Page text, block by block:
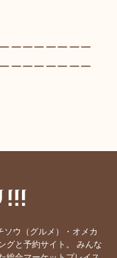
ーーーーーーー
ーーーーーーー
ソウ（グルメ）・オメカ
と予約サイト。
みんな